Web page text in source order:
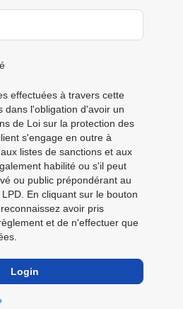
effectuées à travers cette
dans l'obligation d'avoir un
de Loi sur la protection des
s'engage en outre à
listes de sanctions et aux
habilité ou s'il peut
ou public prépondérant au
En cliquant sur le bouton
avoir pris
et de n'effectuer que